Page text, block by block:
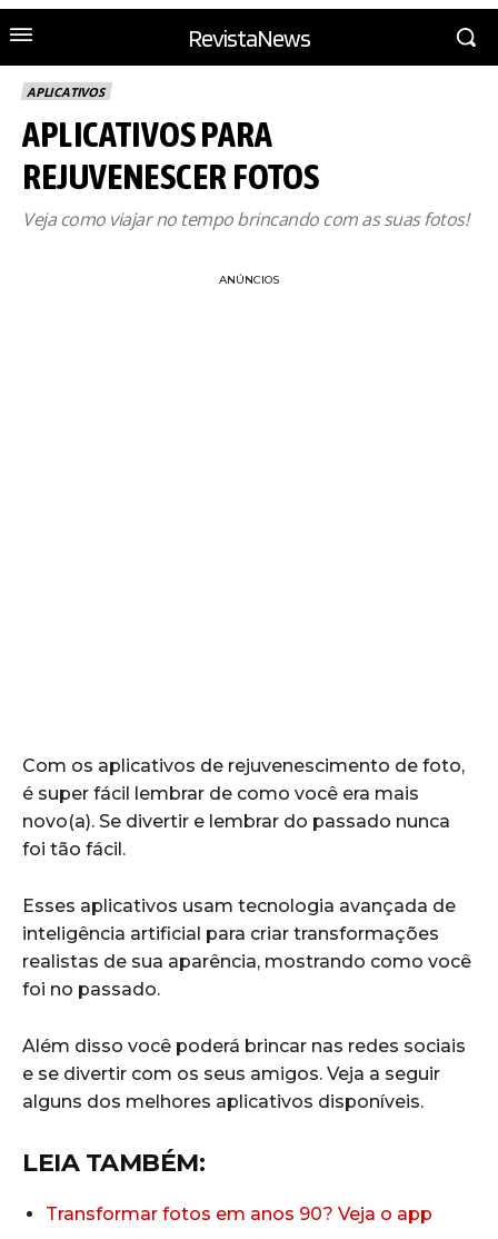
RevistaNews
APLICATIVOS
APLICATIVOS PARA
REJUVENESCER FOTOS
Veja como viajar no tempo brincando com as suas fotos!
ANÚNCIOS
Com os aplicativos de rejuvenescimento de foto,
é super fácil lembrar de como você era mais
novo(a). Se divertir e lembrar do passado nunca
foi tão fácil.
Esses aplicativos usam tecnologia avançada de
inteligência artificial para criar transformações
realistas de sua aparência, mostrando como você
foi no passado.
Além disso você poderá brincar nas redes sociais
e se divertir com os seus amigos. Veja a seguir
alguns dos melhores aplicativos disponíveis.
LEIA TAMBÉM:
Transformar fotos em anos 90? Veja o app